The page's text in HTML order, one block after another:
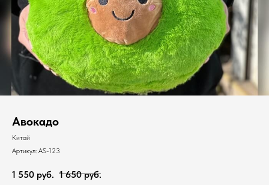
Авокадо
Китай
Артикул: AS-123
1 550 руб. 1 650 руб.